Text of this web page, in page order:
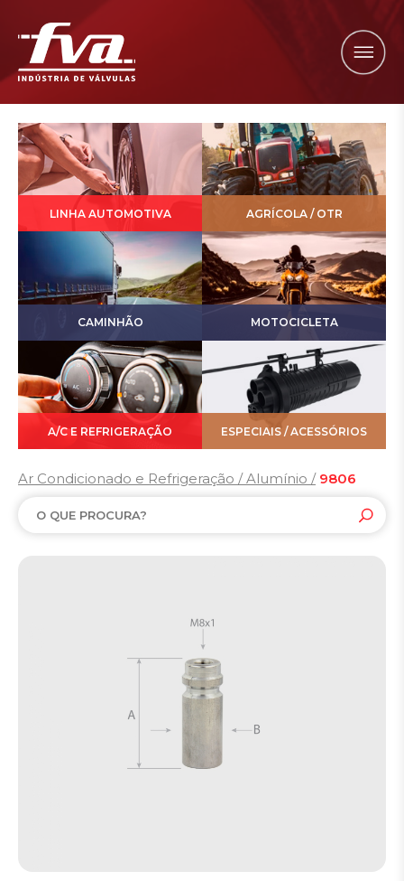
LINHA AUTOMOTIVA AGRÍCOLA / OTR
CAMINHÃO MOTOCICLETA
A/C E REFRIGERAÇÃO ESPECIAIS / ACESSÓRIOS
Ar Condicionado e Refrigeração / Alumínio / 9806